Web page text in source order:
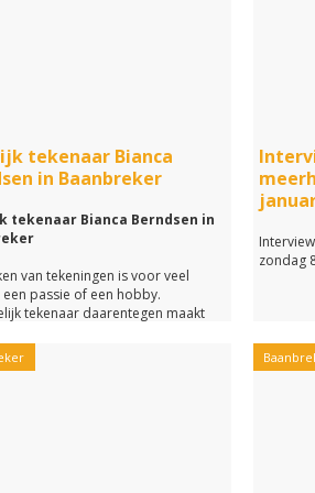
Op deze
het
naar
tekenaar Bianca
in Baanbreker
tekenaar Bianca Berndsen in
van tekeningen is voor veel
een passie of een hobby.
tekenaar daarentegen maakt
vinden we Studio Leff van
zondag